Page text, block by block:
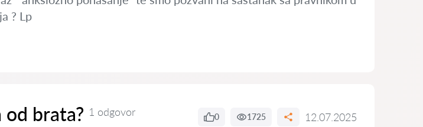
? Lp
od brata? 1 odgovor 0 1725 12.07.2025